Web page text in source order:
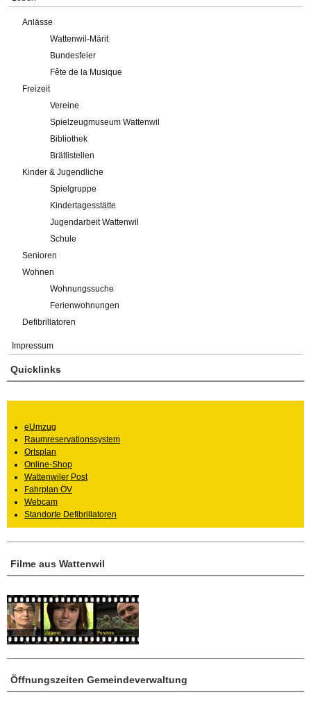
Anlässe
Wattenwil-Märit
Bundesfeier
Fête de la Musique
Freizeit
Vereine
Spielzeugmuseum Wattenwil
Bibliothek
Brätlistellen
Kinder & Jugendliche
Spielgruppe
Kindertagesstätte
Jugendarbeit Wattenwil
Schule
Senioren
Wohnen
Wohnungssuche
Ferienwohnungen
Defibrillatoren
Impressum
Öffnungszeiten Gemeindeverwaltung
Filme aus Wattenwil
Quicklinks
eUmzug
Raumreservationssystem
Ortsplan
Online-Shop
Wattenwiler Post
Fahrplan ÖV
Webcam
Standorte Defibrillatoren